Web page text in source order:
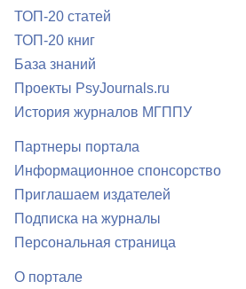
ТОП-20 статей
ТОП-20 книг
База знаний
Проекты PsyJournals.ru
История журналов МГППУ
Партнеры портала
Информационное спонсорство
Приглашаем издателей
Подписка на журналы
Персональная страница
О портале